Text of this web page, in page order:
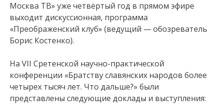
Москва ТВ» уже четвёртый год в прямом эфире
выходит дискуссионная, программа
«Преображенский клуб» (ведущий — обозреватель
Борис Костенко).
На VII Сретенской научно-практической
конференции «Братству славянских народов более
четырех тысяч лет. Что дальше?» были
представлены следующие доклады и выступления: